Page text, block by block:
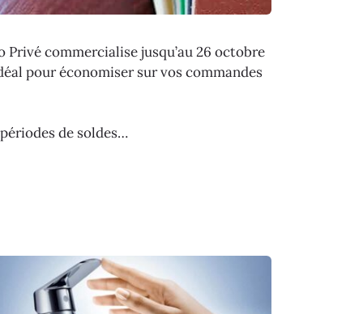
Privé commercialise jusqu’au 26 octobre
pour économiser sur vos commandes
de soldes…